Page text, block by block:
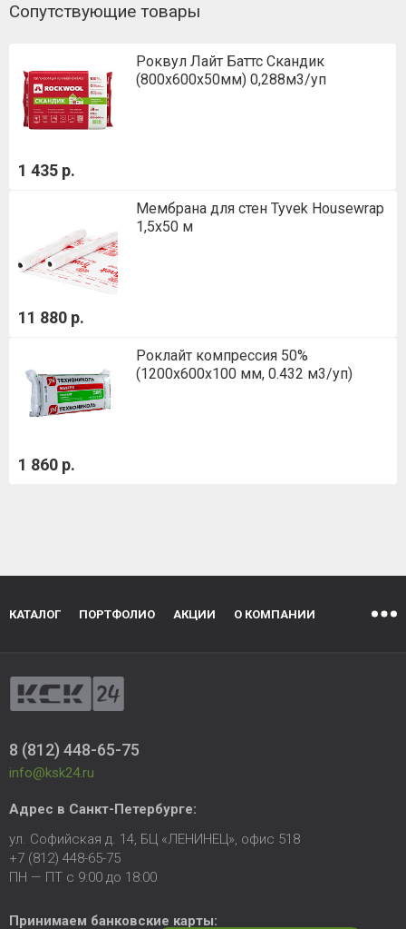
Сопутствующие товары
Роквул Лайт Баттс Скандик
(800х600х50мм) 0,288м3/уп
1 435 р.
Мембрана для стен Tyvek Housewrap
1,5х50 м
11 880 р.
Роклайт компрессия 50%
(1200х600х100 мм, 0.432 м3/уп)
1 860 р.
КАТАЛОГ ПОРТФОЛИО АКЦИИ О КОМПАНИИ
8 (812) 448-65-75
info@ksk24.ru
Адрес в Санкт-Петербурге:
ул. Софийская д. 14, БЦ «ЛЕНИНЕЦ», офис 518
+7 (812) 448-65-75
ПН — ПТ с 9:00 до 18:00
Принимаем банковские карты: